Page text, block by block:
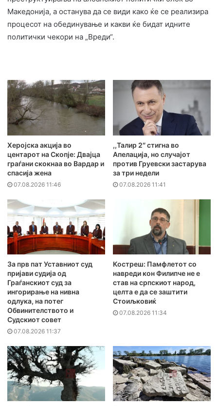
Македонија, а останува да се види како ќе се реализира
процесот на обединување и какви ќе бидат идните
политички чекори на „Вреди“.
Херојска акција во
центарот на Скопје: Двајца
граѓани скокнаа во Вардар и
спасија жена
07.08.2026 11:46
,,Талир 2″ стигна во
Апелација, но случајот
против Груевски застарува
за три недели
07.08.2026 11:41
За прв пат Уставниот суд
пријави судија од
Граѓанскиот суд за
ингорирање на нивна
одлука, на потег
Обвинителството и
Судскиот совет
07.08.2026 11:37
Костреш: Памфлетот со
навреди кон Филипче не е
став на српскиот народ,
целта е да се заштити
Стоиљковиќ
07.08.2026 11:34